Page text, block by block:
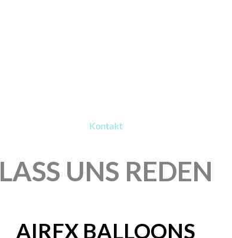
Kontakt
LASS UNS REDEN
AIRFX BALLOONS